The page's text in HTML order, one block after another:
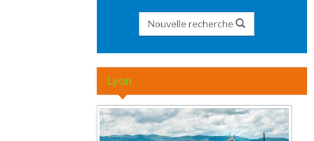
Nouvelle recherche
Lyon